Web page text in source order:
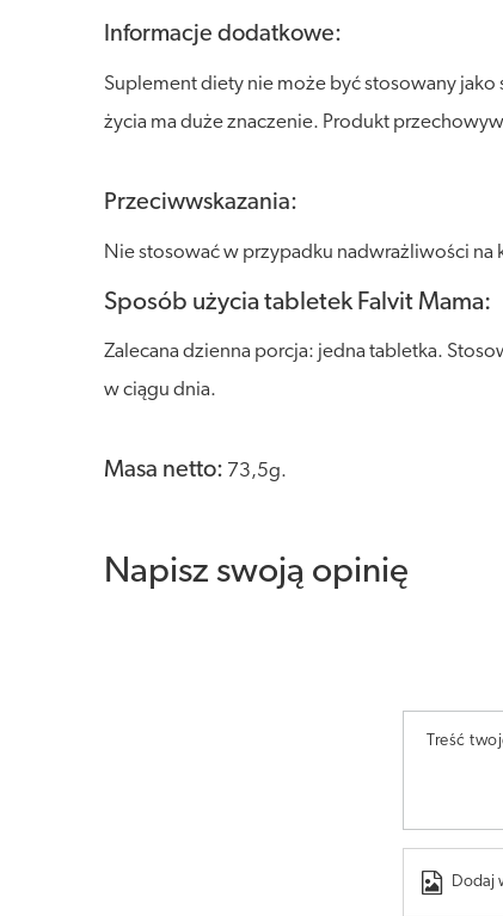
Informacje dodatkowe:
Suplement diety nie może być stosowany
życia ma duże znaczenie. Produkt
Przeciwwskazania:
Nie stosować w przypadku nadwrażliwości na
Sposób użycia tabletek Falvit Mama:
Zalecana dzienna porcja: jedna tabletka.
w ciągu dnia.
Masa netto: 73,5g.
Napisz swoją opinię
Treść
Dodaj